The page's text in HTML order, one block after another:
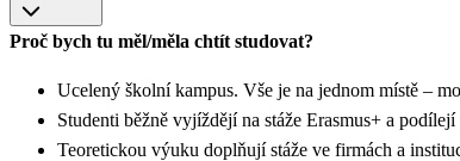
Proč bych tu měl/měla chtít studovat?
Ucelený školní kampus. Vše je na jednom místě –
Studenti běžně vyjíždějí na stáže Erasmus+ a
Teoretickou výuku doplňují stáže ve firmách a